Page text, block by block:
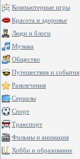
Компьютерные игры
Красота и здоровье
Люди и блоги
Музыка
Общество
Путешествия и события
Развлечения
Сериалы
Спорт
Транспорт
Фильмы и анимация
Хобби и образование